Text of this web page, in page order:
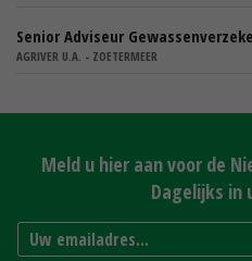
Senior Adviseur
AGRIVER U.A. - ZOETERMEER
Meld u hier aan voor de
Dagelijks in